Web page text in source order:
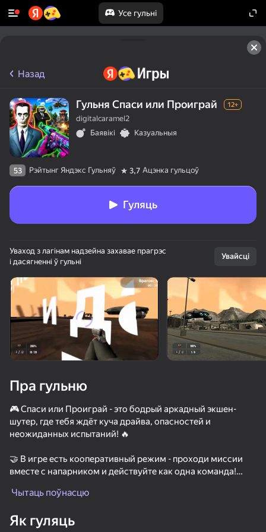
Усе гульні
Павярніце прыладу
Гульня працуе толькі ў гарызантальнай
арыентацыі
Назад
Гульня Спаси или Проиграй 12+
digitalcaramel2
Баявікі
Казуальныя
53 Рэйтынг Яндэкс Гульняў 3,7 Ацэнка гульцоў
Гуляць
Уваход з лагінам надзейна захавае прагрэс
і дасягненні ў гульні
Увайсці
Пра гульню
🎮 Спаси или Проиграй - это бодрый аркадный экшен-
шутер, где тебя ждёт куча драйва, опасностей и
неожиданных испытаний! 🔥
🤝 В игре есть кооперативный режим - проходи миссии
вместе с напарником и действуйте как одна команда!
Ты играешь за камерамена 📸: пробирайся через
врагов Скибиди, которые пытаются остановить вас на
Чытаць поўнасцю
Як гуляць